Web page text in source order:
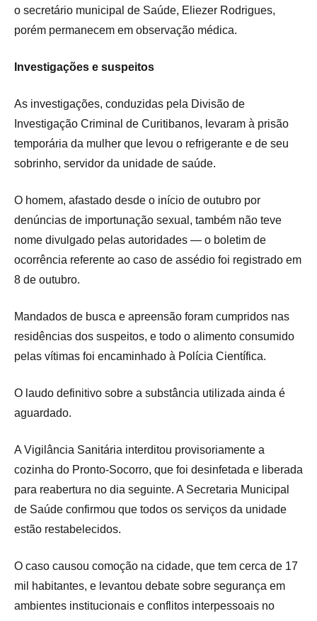
o secretário municipal de Saúde, Eliezer Rodrigues,
porém permanecem em observação médica.
Investigações e suspeitos
As investigações, conduzidas pela Divisão de
Investigação Criminal de Curitibanos, levaram à prisão
temporária da mulher que levou o refrigerante e de seu
sobrinho, servidor da unidade de saúde.
O homem, afastado desde o início de outubro por
denúncias de importunação sexual, também não teve
nome divulgado pelas autoridades — o boletim de
ocorrência referente ao caso de assédio foi registrado em
8 de outubro.
Mandados de busca e apreensão foram cumpridos nas
residências dos suspeitos, e todo o alimento consumido
pelas vítimas foi encaminhado à Polícia Científica.
O laudo definitivo sobre a substância utilizada ainda é
aguardado.
A Vigilância Sanitária interditou provisoriamente a
cozinha do Pronto-Socorro, que foi desinfetada e liberada
para reabertura no dia seguinte. A Secretaria Municipal
de Saúde confirmou que todos os serviços da unidade
estão restabelecidos.
O caso causou comoção na cidade, que tem cerca de 17
mil habitantes, e levantou debate sobre segurança em
ambientes institucionais e conflitos interpessoais no